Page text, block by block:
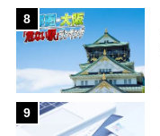
8
9